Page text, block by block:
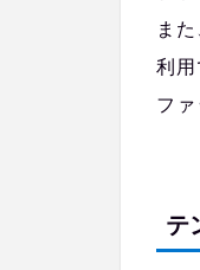
ま
利用
フ
テ